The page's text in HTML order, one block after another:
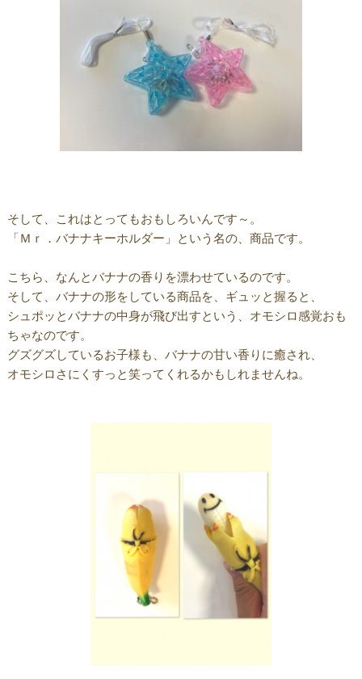
そして、これはとってもおもしろいんです～。
「Ｍｒ．バナナキーホルダー」という名の、商品です。
こちら、なんとバナナの香りを漂わせているのです。
そして、バナナの形をしている商品を、ギュッと握ると、
シュポッとバナナの中身が飛び出すという、オモシロ感覚おも
ちゃなのです。
グズグズしているお子様も、バナナの甘い香りに癒され、
オモシロさにくすっと笑ってくれるかもしれませんね。